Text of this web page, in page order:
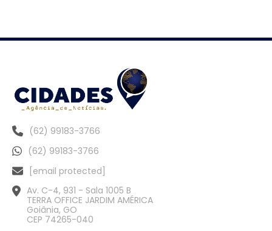
(62) 99183-3766
(62) 99183-3766
[email protected]
Av. C-4, 931 - Sala 1005 B
TERRA OFFICE JARDIM AMÉRICA
Goiânia, GO
CEP 74265-040